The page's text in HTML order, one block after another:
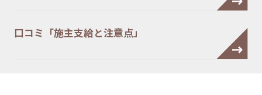
口コミ「施主支給と注意点」